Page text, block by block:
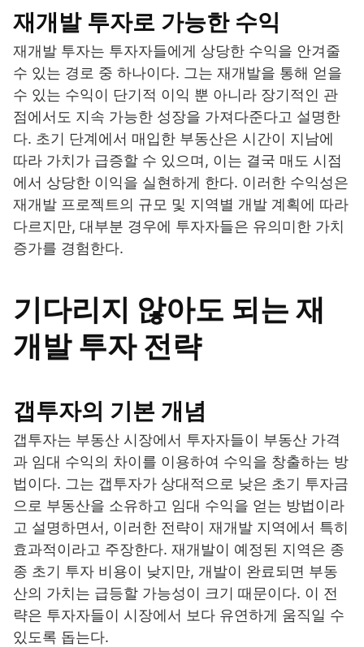
재개발 투자로 가능한 수익
재개발 투자는 투자자들에게 상당한 수익을 안겨줄
수 있는 경로 중 하나이다. 그는 재개발을 통해 얻을
수 있는 수익이 단기적 이익 뿐 아니라 장기적인 관
점에서도 지속 가능한 성장을 가져다준다고 설명한
다. 초기 단계에서 매입한 부동산은 시간이 지남에
따라 가치가 급증할 수 있으며, 이는 결국 매도 시점
에서 상당한 이익을 실현하게 한다. 이러한 수익성은
재개발 프로젝트의 규모 및 지역별 개발 계획에 따라
다르지만, 대부분 경우에 투자자들은 유의미한 가치
증가를 경험한다.
기다리지 않아도 되는 재
개발 투자 전략
갭투자의 기본 개념
갭투자는 부동산 시장에서 투자자들이 부동산 가격
과 임대 수익의 차이를 이용하여 수익을 창출하는 방
법이다. 그는 갭투자가 상대적으로 낮은 초기 투자금
으로 부동산을 소유하고 임대 수익을 얻는 방법이라
고 설명하면서, 이러한 전략이 재개발 지역에서 특히
효과적이라고 주장한다. 재개발이 예정된 지역은 종
종 초기 투자 비용이 낮지만, 개발이 완료되면 부동
산의 가치는 급등할 가능성이 크기 때문이다. 이 전
략은 투자자들이 시장에서 보다 유연하게 움직일 수
있도록 돕는다.